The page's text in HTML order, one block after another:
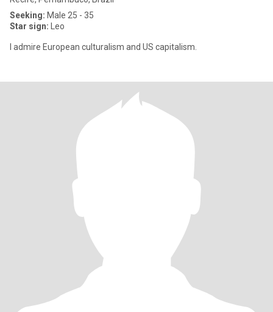
Seeking: Male 25 - 35
Star sign: Leo
I admire European culturalism and US capitalism.